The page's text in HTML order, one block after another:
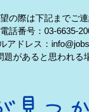
の際は下記までご連
電話番号：03-6635-
アドレス：
があると思われる